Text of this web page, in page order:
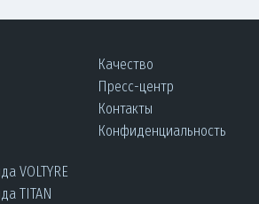
Качество
Пресс-центр
Контакты
Конфиденциальность
VOLTYRE
TITAN